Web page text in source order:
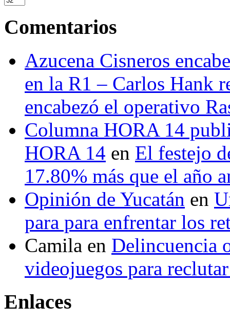
Comentarios
Azucena Cisneros
en la R1 – Carlos Hank
encabezó el operativo
Columna HORA 14
HORA 14 en El festejo
17.80% más que el año
Opinión de Yucatán en
para para enfrentar los
Camila en Delincuencia
videojuegos para
Enlaces